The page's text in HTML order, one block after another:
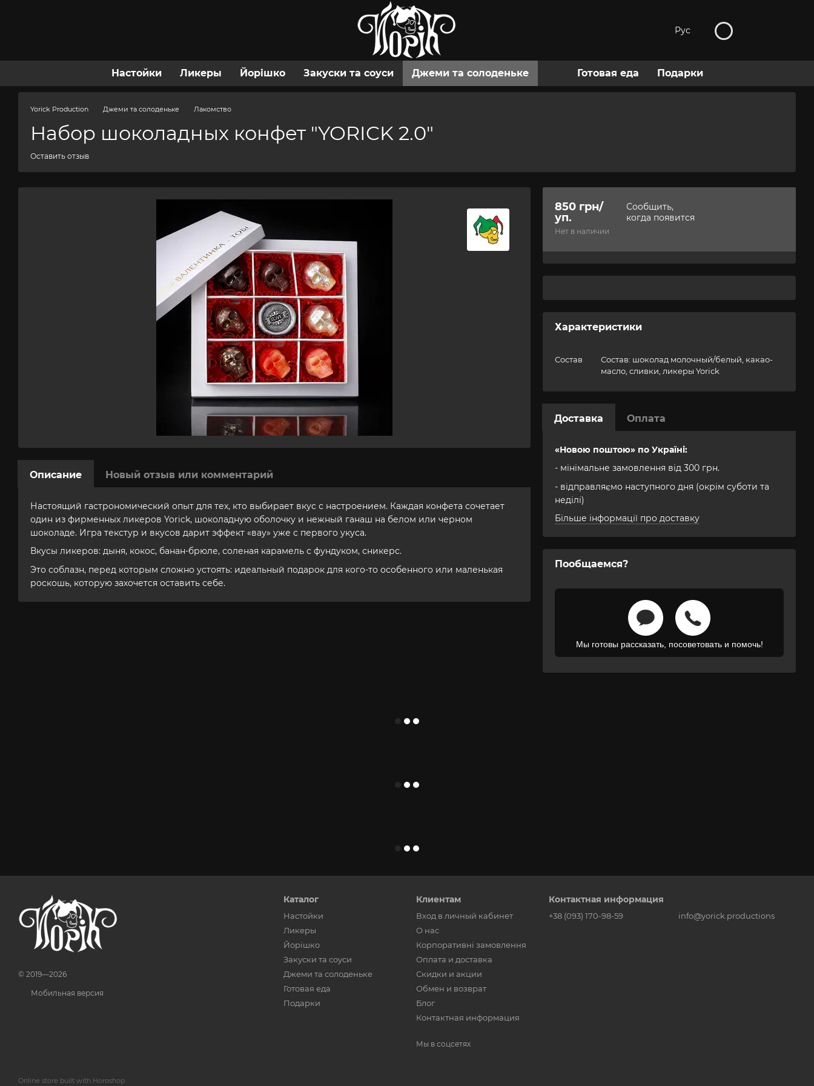
Рус
Настойки Ликеры Йорішко Закуски та соуси Джеми та солоденьке Готовая еда Подарки
Yorick Production Джеми та солоденьке Лакомство
Набор шоколадных конфет "YORICK 2.0"
Оставить отзыв
Описание Новый отзыв или комментарий
Настоящий гастрономический опыт для тех, кто выбирает вкус с настроением. Каждая конфета сочетает
один из фирменных ликеров Yorick, шоколадную оболочку и нежный ганаш на белом или черном
шоколаде. Игра текстур и вкусов дарит эффект «вау» уже с первого укуса.
Вкусы ликеров: дыня, кокос, банан-брюле, соленая карамель с фундуком, сникерс.
Это соблазн, перед которым сложно устоять: идеальный подарок для кого-то особенного или маленькая
роскошь, которую захочется оставить себе.
850 грн/
уп.
Нет в наличии
Сообщить,
когда появится
Характеристики
Состав
Состав: шоколад молочный/белый, какао-
масло, сливки, ликеры Yorick
Доставка Оплата
«Новою поштою» по Україні:
- мінімальне замовлення від 300 грн.
- відправляємо наступного дня (окрім суботи та
неділі)
Більше інформації про доставку
Пообщаемся?
© 2019—2026
Мобильная версия
Online store built with Horoshop
Каталог
Настойки
Ликеры
Йорішко
Закуски та соуси
Джеми та солоденьке
Готовая еда
Подарки
Клиентам
Вход в личный кабинет
О нас
Корпоративні замовлення
Оплата и доставка
Скидки и акции
Обмен и возврат
Блог
Контактная информация
Мы в соцсетях
Контактная информация
+38 (093) 170-98-59 info@yorick.productions